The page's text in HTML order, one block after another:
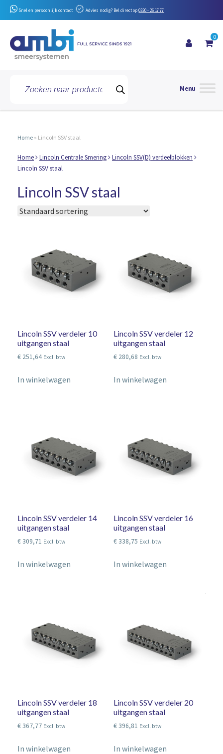
Snel en persoonlijk contact Advies nodig? Bel direct op0320 - 26 17 77
zoeken
0
Home » Lincoln SSV staal
Home Lincoln Centrale Smering
Lincoln SSV(D) verdeelblokken
Lincoln SSV staal
Lincoln SSV staal
Lincoln SSV verdeler 10
uitgangen staal
€ 251,64 Excl. btw
In winkelwagen
Lincoln SSV verdeler 12
uitgangen staal
€280,68 Excl. btw
In winkelwagen
Lincoln SSV verdeler 14
uitgangen staal
€309,71 Excl. btw
In winkelwagen
Lincoln SSV verdeler 16
uitgangen staal
€338,75 Excl. btw
In winkelwagen
Lincoln SSV verdeler 18
uitgangen staal
€367,77 Excl. btw
In winkelwagen
Lincoln SSV verdeler 20
uitgangen staal
€396,81 Excl. btw
In winkelwagen